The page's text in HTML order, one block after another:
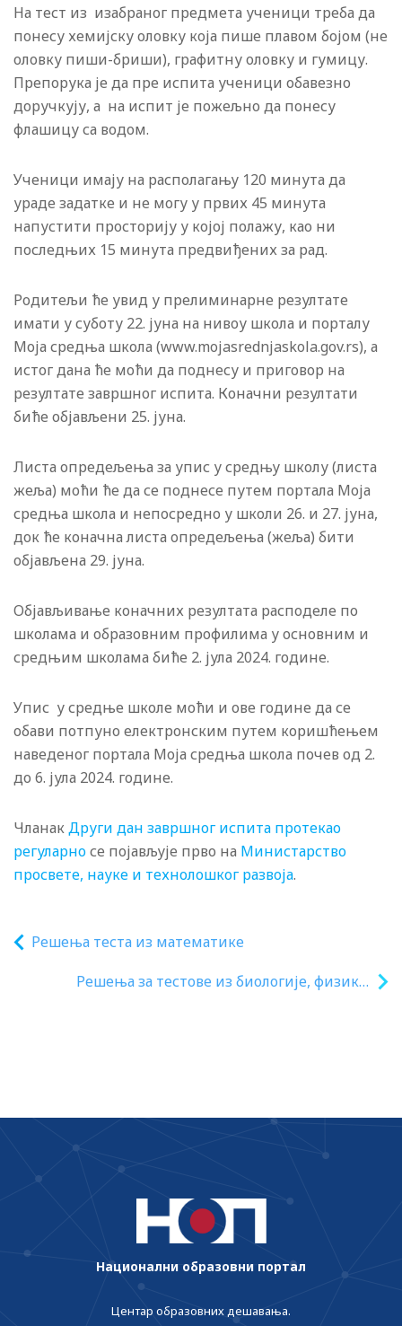
На тест из изабраног предмета ученици треба да
понесу хемијску оловку која пише плавом бојом (не
оловку пиши-бриши), графитну оловку и гумицу.
Препорука је да пре испита ученици обавезно
доручкују, а на испит је пожељно да понесу
флашицу са водом.
Ученици имају на располагању 120 минута да
ураде задатке и не могу у првих 45 минута
напустити просторију у којој полажу, као ни
последњих 15 минута предвиђених за рад.
Родитељи ће увид у прелиминарне резултате
имати у суботу 22. јуна на нивоу школа и порталу
Моја средња школа (www.mojasrednjaskola.gov.rs), а
истог дана ће моћи да поднесу и приговор на
резултате завршног испита. Коначни резултати
биће објављени 25. јуна.
Листа опредељења за упис у средњу школу (листа
жеља) моћи ће да се поднесе путем портала Моја
средња школа и непосредно у школи 26. и 27. јуна,
док ће коначна листа опредељења (жеља) бити
објављена 29. јуна.
Објављивање коначних резултата расподеле по
школама и образовним профилима у основним и
средњим школама биће 2. јула 2024. године.
Упис у средње школе моћи и ове године да се
обави потпуно електронским путем коришћењем
наведеног портала Моја средња школа почев од 2.
до 6. јула 2024. године.
ЧланакДруги дан завршног испита протекао
регуларносе појављује прво на Министарство
просвете, науке и технолошког развоја.
Решења теста из математике
Решења за тестове из биологије, физике,
Национални образовни портал
Центар образовних дешавања.